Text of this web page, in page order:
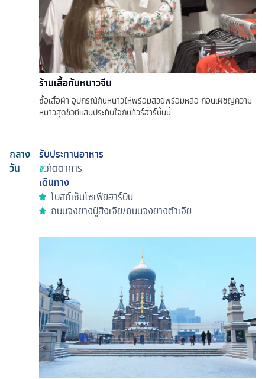
ร้านเสื้อกันหนาวจีน
ซื้อเสื้อผ้า อุปกรณ์กันหนาวให้พร้อมสวยพร้อมหล่อ ก่อนเผชิญความ
หนาวสุดขั้วที่แสนประทับใจกับทัวร์ฮาร์บิ้นนี้
กลาง
วัน
รับประทานอาหาร
ภัตตาคาร
เดินทาง
โบสถ์เซ็นโซเฟียฮาร์บิน
ถนนจงยางปู้สิงเจีย/ถนนจงยางต้าเจีย